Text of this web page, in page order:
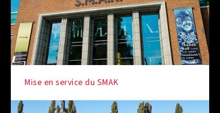
Mise en service du SMAK